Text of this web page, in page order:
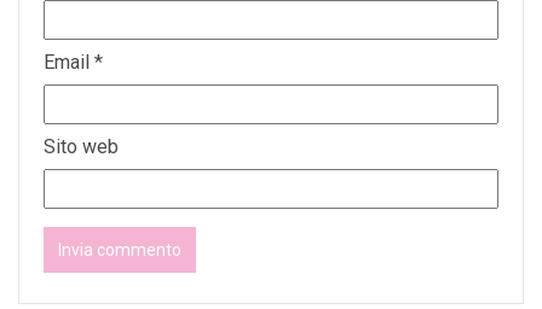
Email *
Sito web